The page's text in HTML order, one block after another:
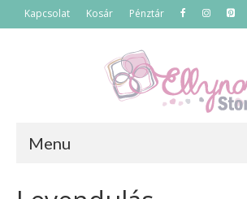
Kapcsolat Kosár Pénztár
Menu